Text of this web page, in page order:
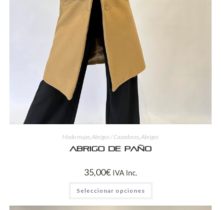
Moda mujer,Abrigos / Cazadoras,Abrigos
Abrigo de paño
35,00€ IVA Inc.
Seleccionar opciones